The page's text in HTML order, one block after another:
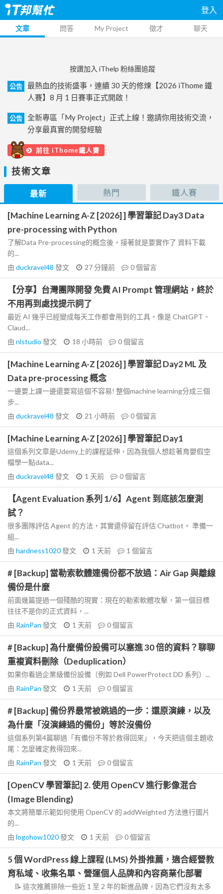
登入
文章 問答 My Project 徵才 聊天
按讚加入 iThelp 粉絲團追蹤
公告
最熱血的技術盛事，連續 30 天的修煉【2026 iThome 鐵
人賽】8 月 1 日賽事正式開啟！
公告
全新專區「My Project」正式上線！邀請你用技術交流，
分享最真實的開發經驗
前往 iThome鐵人賽
技術文章
最新 熱門 鐵人賽
[Machine Learning A-Z [2026] ] 學習筆記 Day3 Data
pre-processing with Python
了解Data Pre-processing的概念後，接著就是要實作了 資料下載
的...
由 duckravel48 發文 27 分鐘前 0個留言
【分享】台灣團隊開發 免費 AI Prompt 管理網站，終於
不用再到處找提示詞了
最近 AI 幾乎已經變成每天工作都會用到的工具。像是 ChatGPT、
Claud...
由 nlstudio 發文 18 小時前 0個留言
[Machine Learning A-Z [2026] ] 學習筆記 Day2 ML 及
Data pre-processing 概念
一邊要上課一邊還要寫這個不容易! 整個machine learning分成三個
步...
由 duckravel48 發文 21 小時前 0個留言
[Machine Learning A-Z [2026] ] 學習筆記 Day1
這個系列文章是Udemy上的課程延伸，因為我個人想趁著育嬰假空
檔學一點data...
由 duckravel48 發文 1 天前 0個留言
【Agent Evaluation 系列 1/6】Agent 到底該怎麼測
試？
很多團隊評估 Agent 的方法，其實還停留在評估 Chatbot。 準備一
組...
由 hardness1020發文 1 天前 1 個留言
# [Backup] 當勒索軟體連備份都不放過：Air Gap 與離線
備份是什麼
前面幾篇提過一個殘酷的現實：現在的勒索軟體攻擊，第一個目標
往往不是你的正式資料，...
由 RainPan 發文 1 天前 0個留言
# [Backup] 為什麼備份設備可以塞進 30 倍的資料？聊聊
重複資料刪除（Deduplication）
如果你看過企業級備份設備（例如 Dell PowerProtect DD 系列）...
由 RainPan 發文 1 天前 0個留言
# [Backup] 備份界最常被跳過的一步：還原演練，以及
為什麼「沒演練過的備份」等於沒備份
這個系列第4篇聊過「有備份不等於救得回來」，今天把這個主題收
尾：怎麼確定救得回來...
由 RainPan 發文 1 天前 0個留言
[OpenCV 學習筆記] 2. 使用 OpenCV 進行影像混合
(Image Blending)
本文將簡單示範如何使用 OpenCV 的 addWeighted 方法進行圖片
的...
由 logohow1020發文 1 天前 0個留言
5 個 WordPress 線上課程 (LMS) 外掛推薦，適合經營教
育私域、收集名單、營運個人品牌和內容商業化部署
📝 這次推薦排除一些近 1 至 2 年的新進品牌，因為它們沒有太多